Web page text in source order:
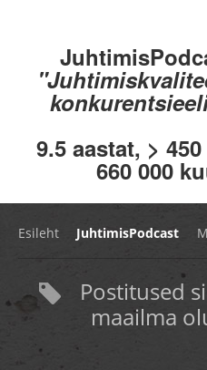
9.5 aastat, >
660 000
Esileht JuhtimisPodcast
Postitused
maailma